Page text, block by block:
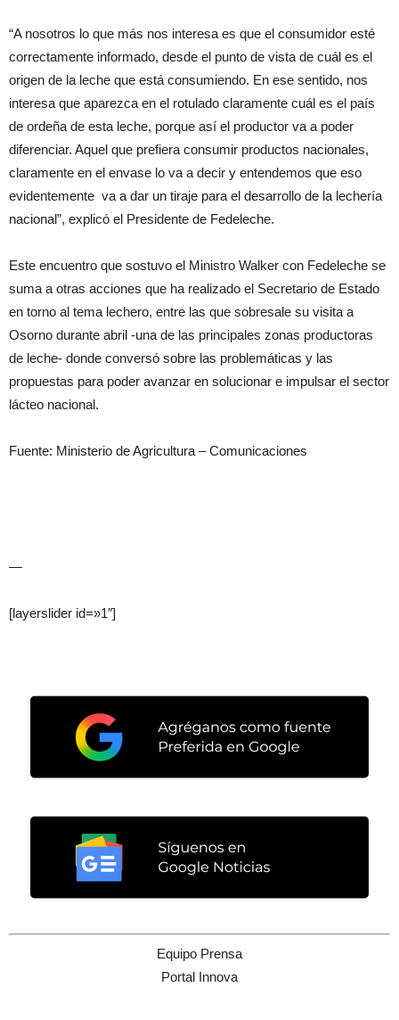
“A nosotros lo que más nos interesa es que el consumidor esté
correctamente informado, desde el punto de vista de cuál es el
origen de la leche que está consumiendo. En ese sentido, nos
interesa que aparezca en el rotulado claramente cuál es el país
de ordeña de esta leche, porque así el productor va a poder
diferenciar. Aquel que prefiera consumir productos nacionales,
claramente en el envase lo va a decir y entendemos que eso
evidentemente va a dar un tiraje para el desarrollo de la lechería
nacional”, explicó el Presidente de Fedeleche.
Este encuentro que sostuvo el Ministro Walker con Fedeleche se
suma a otras acciones que ha realizado el Secretario de Estado
en torno al tema lechero, entre las que sobresale su visita a
Osorno durante abril -una de las principales zonas productoras
de leche- donde conversó sobre las problemáticas y las
propuestas para poder avanzar en solucionar e impulsar el sector
lácteo nacional.
Fuente: Ministerio de Agricultura – Comunicaciones
—
[layerslider id=»1″]
Equipo Prensa
Portal Innova